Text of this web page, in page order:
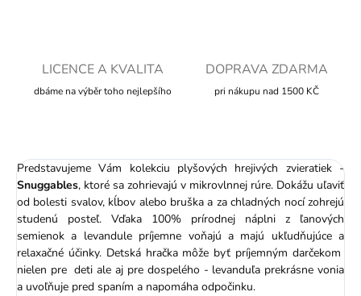
LICENCE A KVALITA
dbáme na výběr toho nejlepšího
DOPRAVA ZDARMA
pri nákupu nad 1500 KČ
Predstavujeme Vám kolekciu plyšových hrejivých zvieratiek -
Snuggables, ktoré sa zohrievajú v mikrovlnnej rúre. Dokážu uľaviť
od bolesti svalov, kĺbov alebo bruška a za chladných nocí zohrejú
studenú posteľ. Vďaka 100% prírodnej náplni z ľanových
semienok a levandule príjemne voňajú a majú ukľudňujúce a
relaxačné účinky. Detská hračka môže byť príjemným darčekom
nielen pre deti ale aj pre dospelého - levanduľa prekrásne vonia
a uvoľňuje pred spaním a napomáha odpočinku.